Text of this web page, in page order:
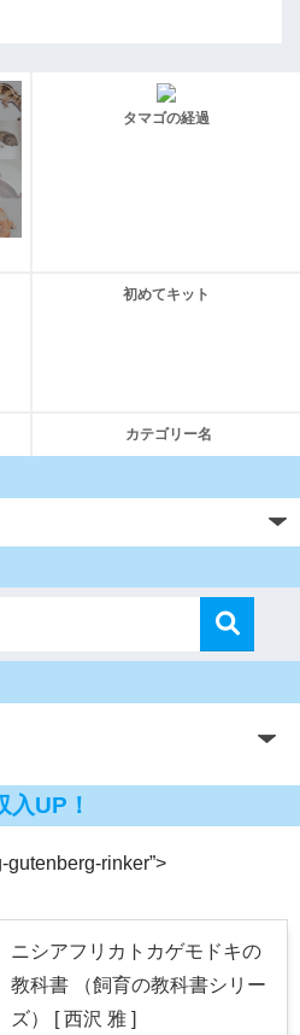
タマゴの経過
初めてキット
カテゴリー名
入UP！
gutenberg-rinker”>
ニシアフリカトカゲモドキの
教科書 （飼育の教科書シリー
ズ） [ 西沢 雅 ]